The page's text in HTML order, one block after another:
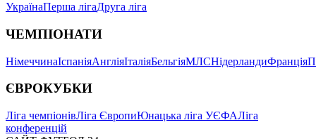
УкраїнаПерша лігаДруга ліга
ЧЕМПІОНАТИ
НімеччинаІспаніяАнгліяІталіяБельгіяМЛСНідерландиФранція
ЄВРОКУБКИ
Ліга чемпіонівЛіга ЄвропиЮнацька ліга УЄФАЛіга
конференцій